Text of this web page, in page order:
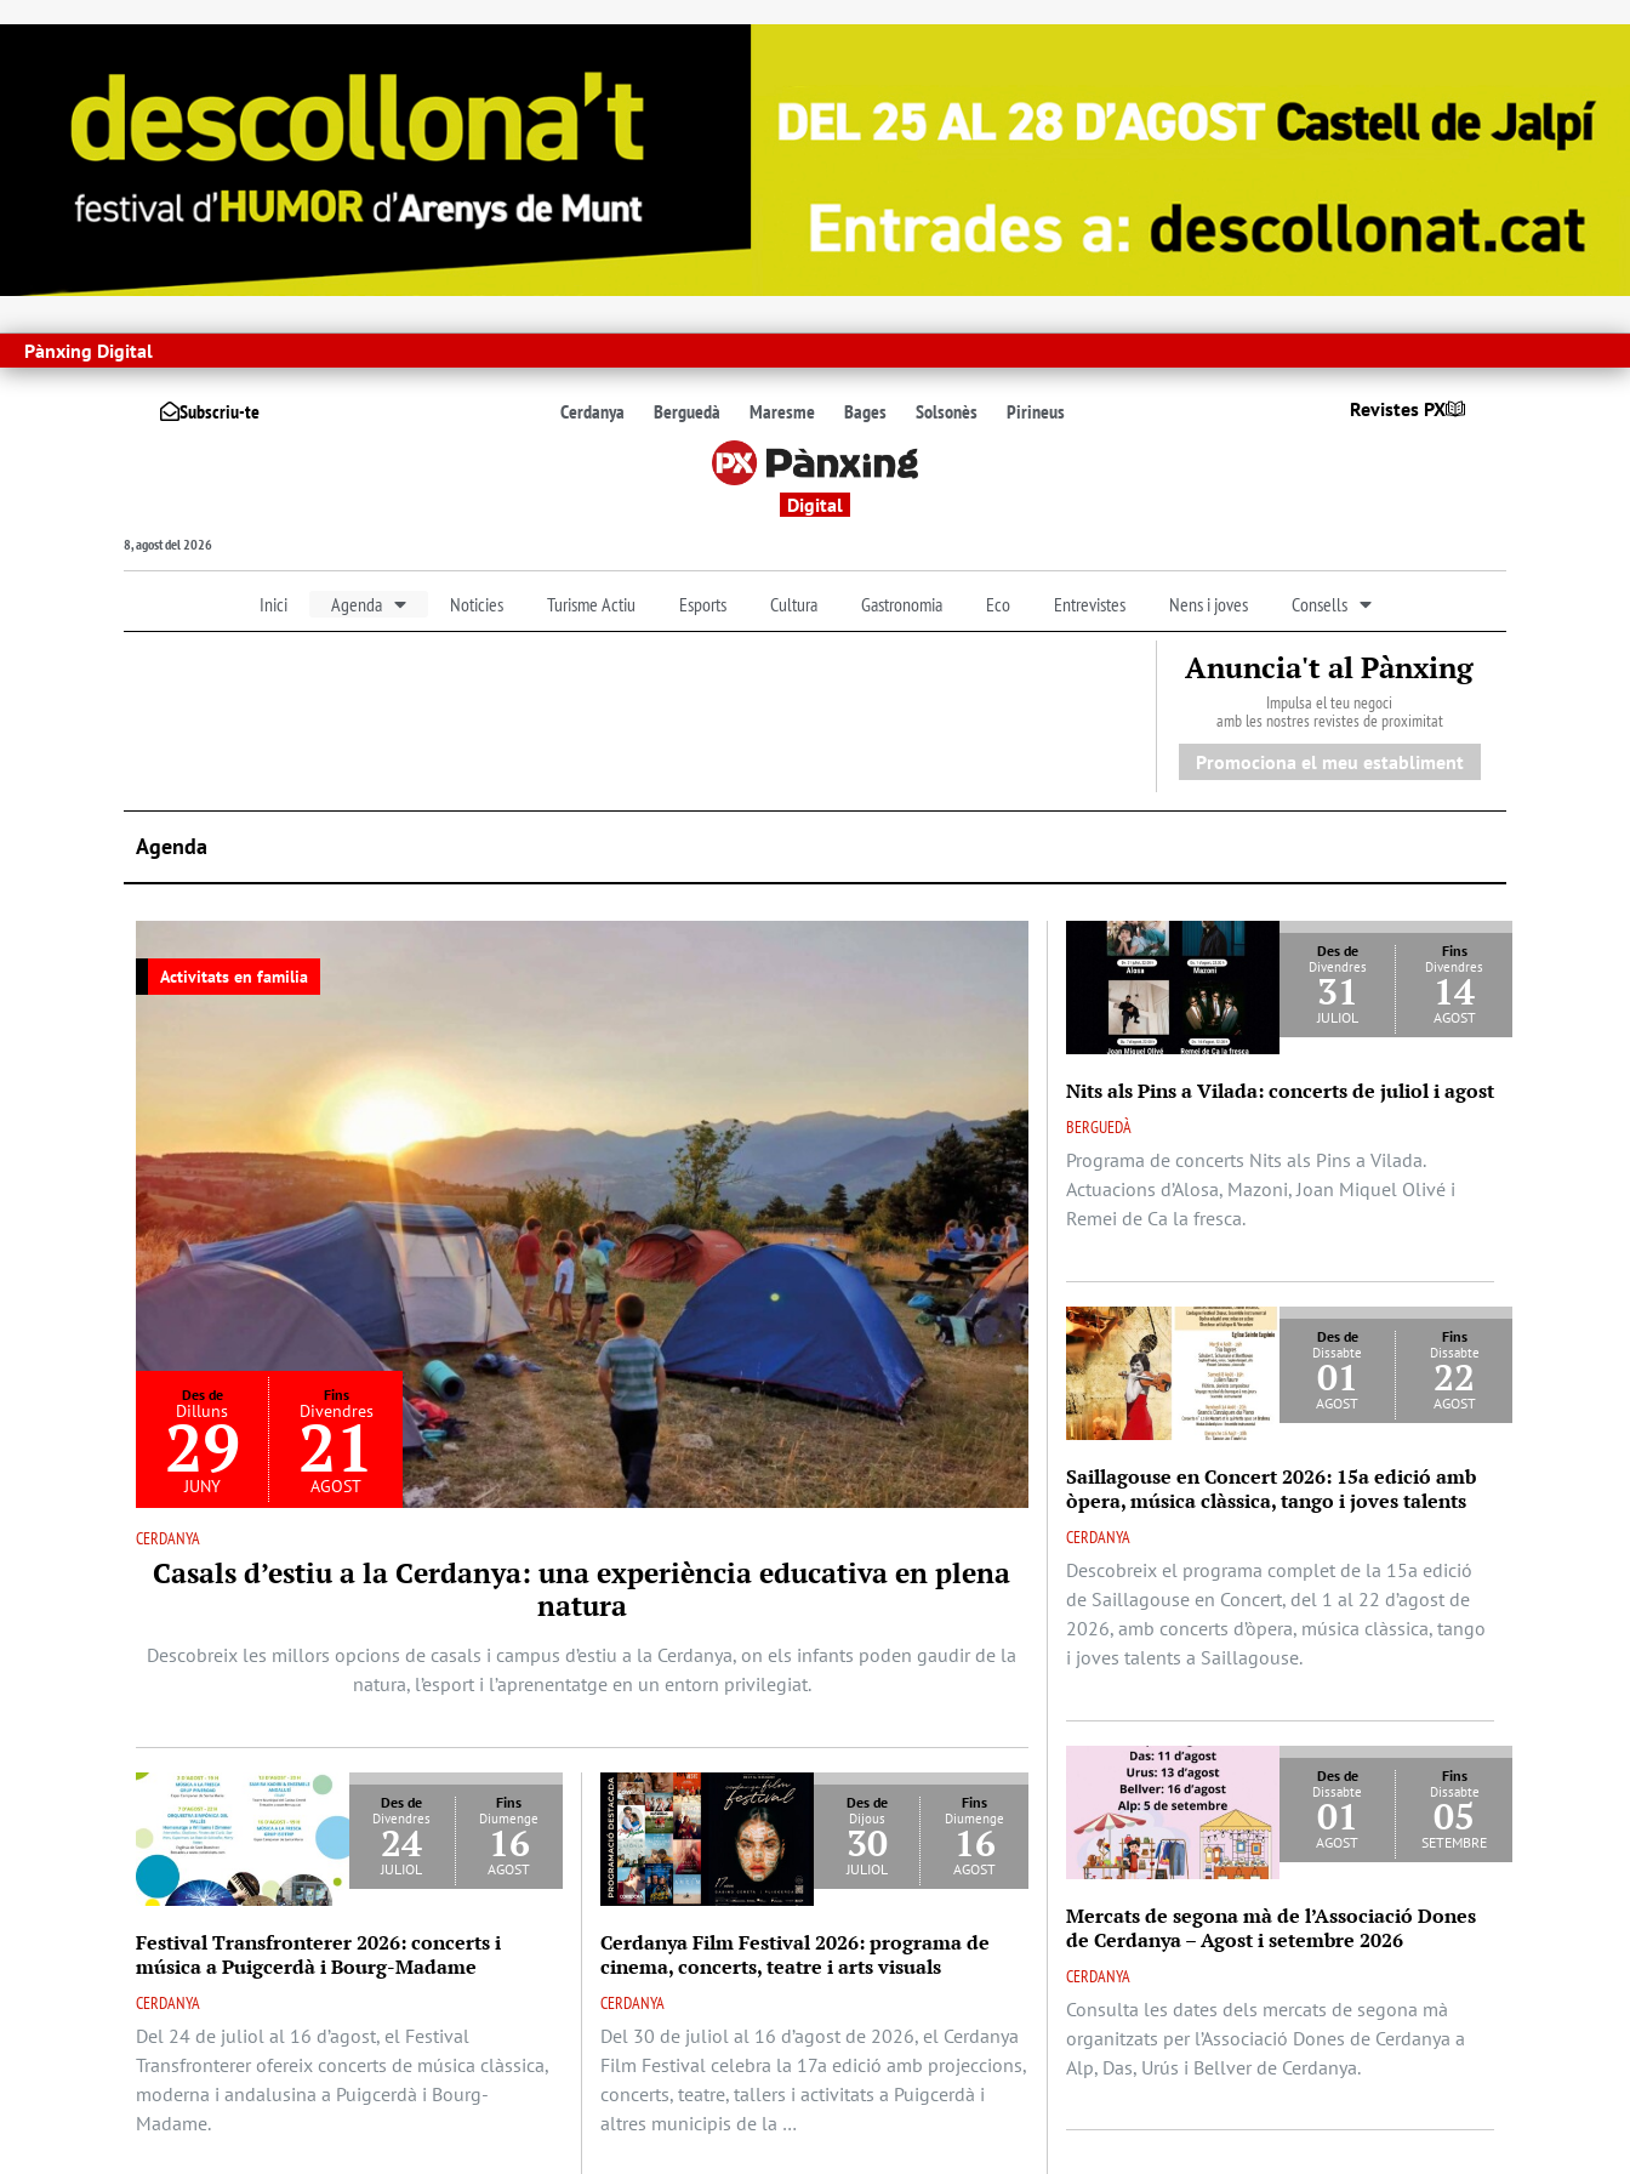
Pànxing Digital
Subscriu-te Cerdanya Berguedà Maresme Bages Solsonès Pirineus Revistes PX
Digital
8, agost del 2026
Inici Agenda Noticies Turisme Actiu Esports Cultura Gastronomia Eco Entrevistes Nens i joves Consells
Anuncia't al Pànxing
Impulsa el teu negoci
amb les nostres revistes de proximitat
Promociona el meu establiment
Agenda
Activitats en familia
Des de
Dilluns
29
juny
Fins
Divendres
21
agost
CERDANYA
Casals d’estiu a la Cerdanya: una experiència educativa en plena
natura
Descobreix les millors opcions de casals i campus d’estiu a la Cerdanya, on els infants poden gaudir de la
natura, l’esport i l’aprenentatge en un entorn privilegiat.
Des de
Divendres
24
juliol
Fins
Diumenge
16
agost
Festival Transfronterer 2026: concerts i
música a Puigcerdà i Bourg-Madame
CERDANYA
Del 24 de juliol al 16 d’agost, el Festival
Transfronterer ofereix concerts de música clàssica,
moderna i andalusina a Puigcerdà i Bourg-
Madame.
Des de
Dijous
30
juliol
Fins
Diumenge
16
agost
Cerdanya Film Festival 2026: programa de
cinema, concerts, teatre i arts visuals
CERDANYA
Del 30 de juliol al 16 d’agost de 2026, el Cerdanya
Film Festival celebra la 17a edició amb projeccions,
concerts, teatre, tallers i activitats a Puigcerdà i
altres municipis de la …
Des de
Divendres
31
juliol
Fins
Divendres
14
agost
Nits als Pins a Vilada: concerts de juliol i agost
BERGUEDÀ
Programa de concerts Nits als Pins a Vilada.
Actuacions d’Alosa, Mazoni, Joan Miquel Olivé i
Remei de Ca la fresca.
Des de
Dissabte
01
agost
Fins
Dissabte
22
agost
Saillagouse en Concert 2026: 15a edició amb
òpera, música clàssica, tango i joves talents
CERDANYA
Descobreix el programa complet de la 15a edició
de Saillagouse en Concert, del 1 al 22 d’agost de
2026, amb concerts d’òpera, música clàssica, tango
i joves talents a Saillagouse.
Des de
Dissabte
01
agost
Fins
Dissabte
05
setembre
Mercats de segona mà de l’Associació Dones
de Cerdanya – Agost i setembre 2026
CERDANYA
Consulta les dates dels mercats de segona mà
organitzats per l’Associació Dones de Cerdanya a
Alp, Das, Urús i Bellver de Cerdanya.